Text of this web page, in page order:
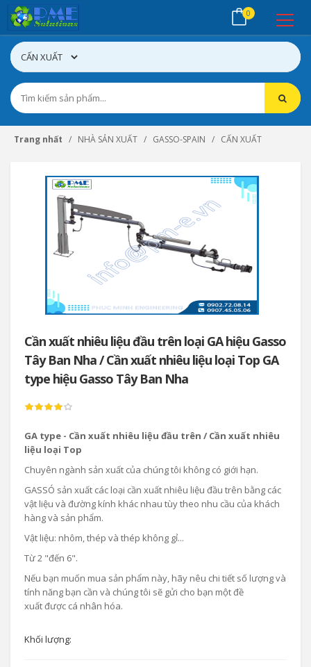
0
Trang nhất NHÀ SẢN XUẤT GASSO-SPAIN CẤN XUẤT
Cần xuất nhiêu liệu đầu trên loại GA hiệu Gasso
Tây Ban Nha / Cần xuất nhiêu liệu loại Top GA
type hiệu Gasso Tây Ban Nha
GA type - Cần xuất nhiêu liệu đầu trên / Cần xuất nhiêu
liệu loại Top
Chuyên ngành sản xuất của chúng tôi không có giới hạn.
GASSÓ sản xuất các loại cần xuất nhiêu liệu đầu trên bằng các
vật liệu và đường kính khác nhau tùy theo nhu cầu của khách
hàng và sản phẩm.
Vật liệu: nhôm, thép và thép không gỉ...
Từ 2 "đến 6".
Nếu bạn muốn mua sản phẩm này, hãy nêu chi tiết số lượng và
tính năng bạn cần và chúng tôi sẽ gửi cho bạn một đề
xuất được cá nhân hóa.
Khối lượng: